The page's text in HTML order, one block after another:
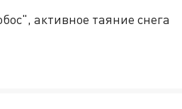
активное таяние снега